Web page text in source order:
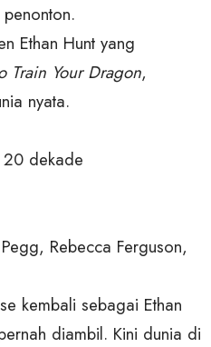
Ethan Hunt yang
Train Your Dragon,
nyata.
20 dekade
Rebecca Ferguson,
kembali sebagai Ethan
diambil. Kini dunia di